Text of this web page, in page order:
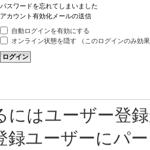
パスワードを忘れてしまいました
アカウント有効化メールの送信
自動ログインを有効にする
オンライン状態を隠す （このログインのみ効
にはユーザー登
録ユーザーにパ